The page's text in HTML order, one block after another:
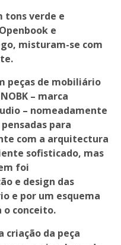
tons verde e
e
misturam-se com
peças de mobiliário
– marca
– nomeadamente
para
com a arquitectura
sofisticado, mas
foi
e design das
e por um esquema
o conceito.
criação da peça